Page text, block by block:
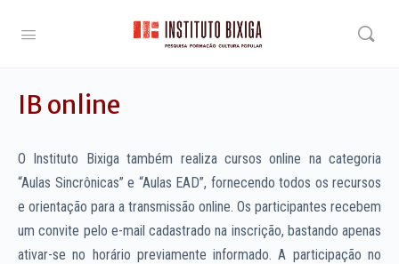
IB online
O Instituto Bixiga também realiza cursos online na categoria
“Aulas Sincrônicas” e “Aulas EAD”, fornecendo todos os recursos
e orientação para a transmissão online. Os participantes recebem
um convite pelo e-mail cadastrado na inscrição, bastando apenas
ativar-se no horário previamente informado. A participação no